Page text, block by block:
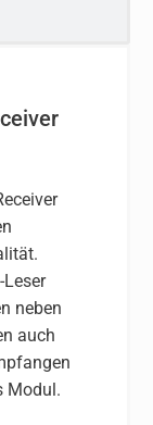
neben
auch
Modul.